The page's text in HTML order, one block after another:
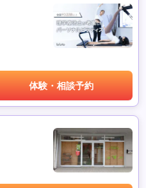
体験・相談予約